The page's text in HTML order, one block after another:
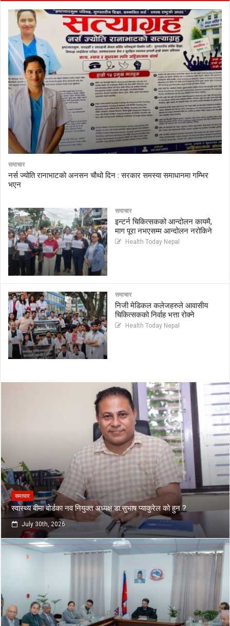
समाचार
नर्स ज्योति रानाभाटको अनसन चौथो दिन : सरकार समस्या समाधानमा गम्भिर
भएन
समाचार
इन्टर्न चिकित्सकको आन्दोलन कायमै,
माग पूरा नभएसम्म आन्दोलन नरोकिने
Health Today Nepal
समाचार
निजी मेडिकल कलेजहरुले आवासीय
चिकित्सकको निर्वाह भत्ता रोक्ने
Health Today Nepal
समाचार
स्वास्थ्य बीमा बोर्डका नव नियुक्त अध्यक्ष डा.सुभाष प्याकुरेल को हुन ?
July 30th, 2026